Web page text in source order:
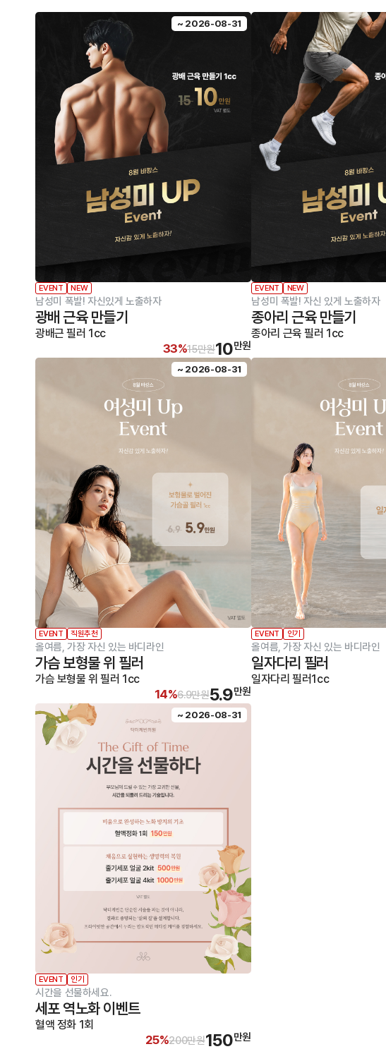
~ 2026-08-31
EVENT NEW
남성미 폭발! 자신있게 노출하자
광배 근육 만들기
광배근 필러 1cc
33%15만원10만원
EVENT NEW
남성미 폭발! 자신 있게 노출하자
종아리 근육 만들기
종아리 근육 필러 1cc
~ 2026-08-31
EVENT 직원추천
올여름, 가장 자신 있는 바디라인
가슴 보형물 위 필러
가슴 보형물 위 필러 1cc
14%6.9만원5.9만원
EVENT 인기
올여름, 가장 자신 있는 바디라인
일자다리 필러
일자다리 필러1cc
~ 2026-08-31
EVENT 인기
시간을 선물하세요.
세포 역노화 이벤트
혈액 정화 1회
25%200만원150만원